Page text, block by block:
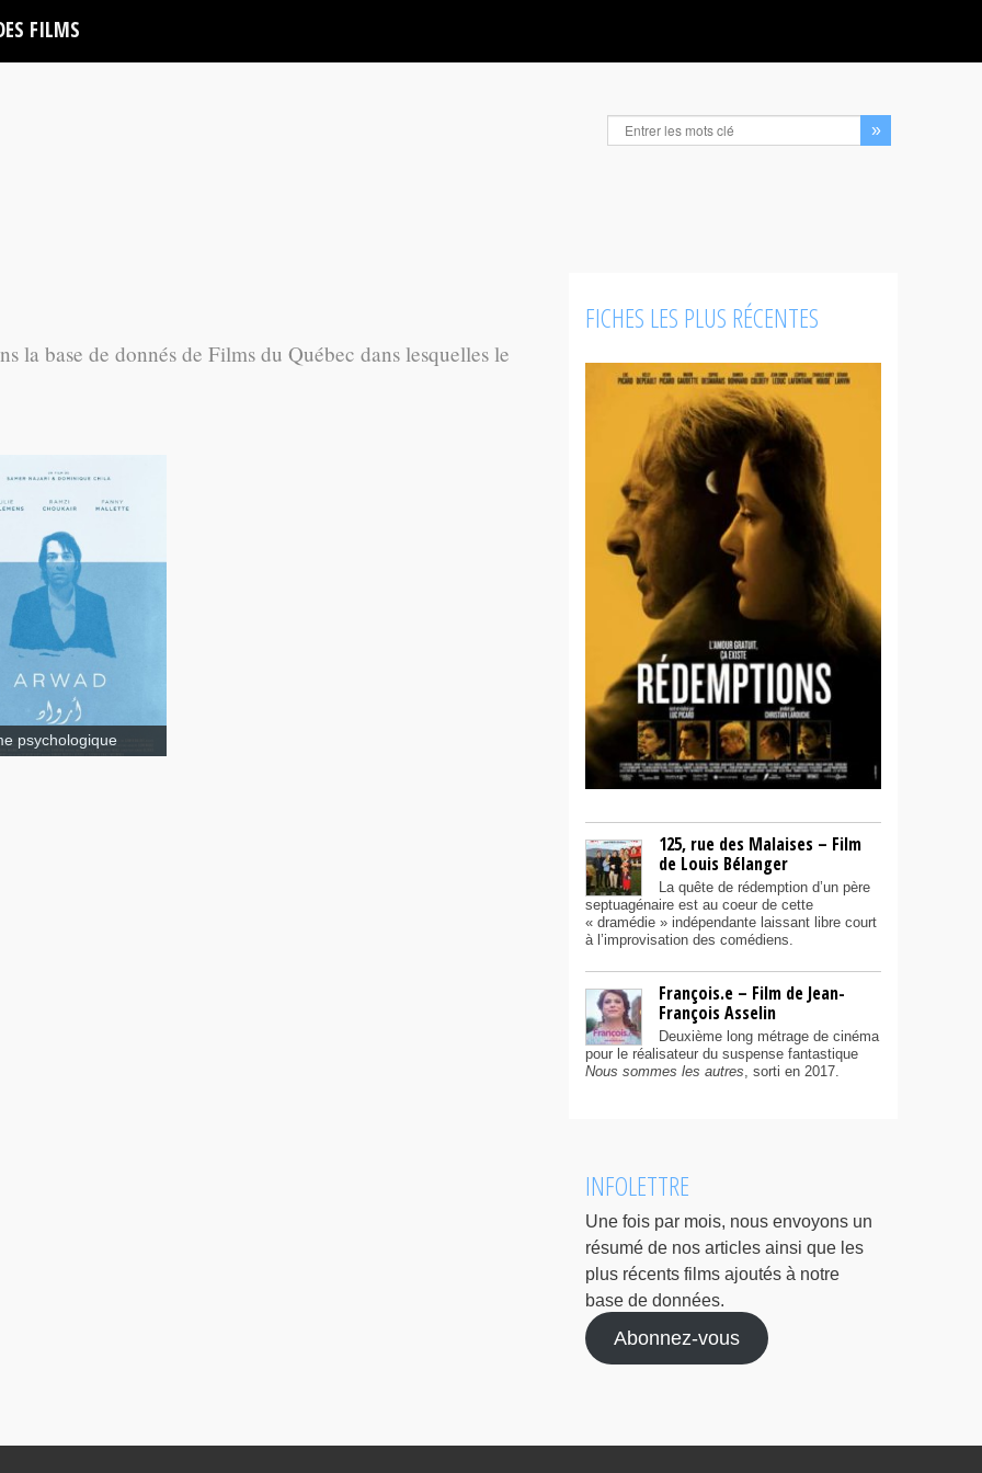
FILMS
la base de donnés de Films du Québec dans lesquelles le
psychologique
FICHES LES PLUS RÉCENTES
125, rue des Malaises – Film
de Louis Bélanger
La quête de rédemption d’un père
septuagénaire est au coeur de cette
« dramédie » indépendante laissant libre court
à l’improvisation des comédiens.
François.e – Film de Jean-
François Asselin
Deuxième long métrage de cinéma
pour le réalisateur du suspense fantastique
Nous sommes les autres, sorti en 2017.
INFOLETTRE
Une fois par mois, nous envoyons un
résumé de nos articles ainsi que les
plus récents films ajoutés à notre
base de données.
Abonnez-vous